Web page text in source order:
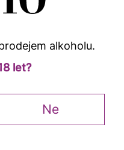
alkoholu.
let?
Ne